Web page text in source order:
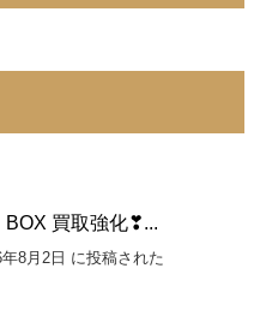
買取強化❣...
年8月2日 に投稿された